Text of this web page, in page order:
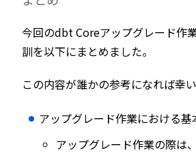
今回のdbt Coreアップグレード作
訓を以下にまとめました。
この内容が誰かの参考になれば幸い
アップグレード作業における基
アップグレード作業の際は